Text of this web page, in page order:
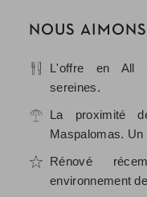
NOUS AIMONS
L'offre en All
sereines.
La proximité
Maspalomas.
Rénové
environnement